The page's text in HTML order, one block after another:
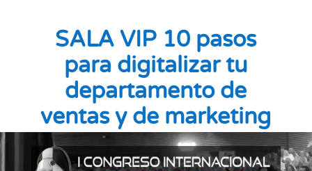
SALA VIP 10 pasos
para digitalizar tu
departamento de
ventas y de marketing
Reproductor